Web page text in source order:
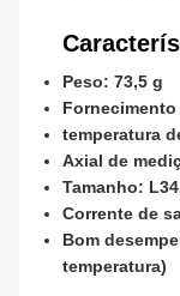
Peso: 73,5 g
temperatura
Axial de
Tamanho:
Corrente de
Bom
temperatura)